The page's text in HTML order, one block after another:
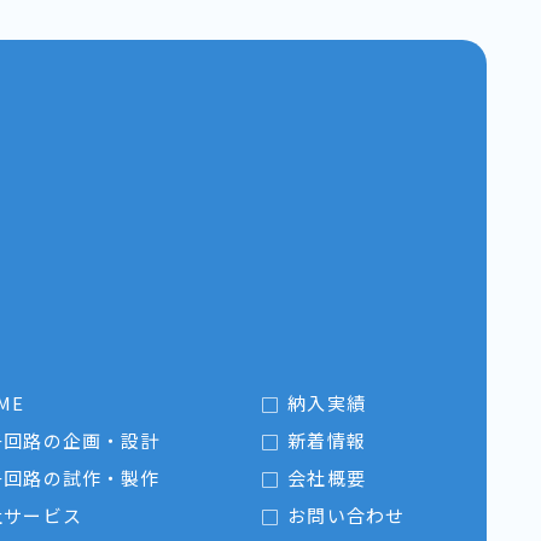
回路の企画・設計
路の試作・製作
ービス
納入実績
新着情報
会社概要
お問い合わせ